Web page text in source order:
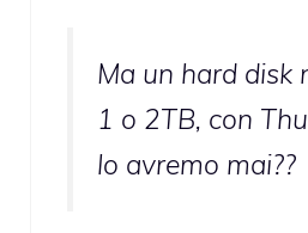
Ma un hard disk
1 o 2TB, con
lo avremo mai??